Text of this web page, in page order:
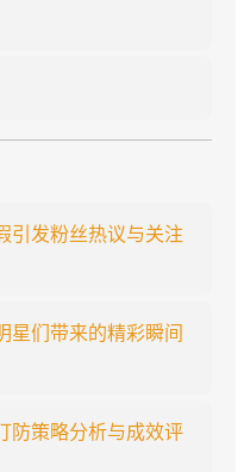
引发粉丝热议与关注
星们带来的精彩瞬间
防策略分析与成效评